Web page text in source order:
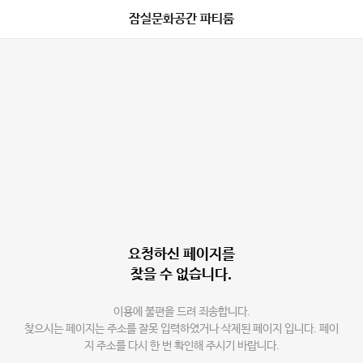
잠실문화공간 파티룸
요청하신 페이지를
찾을 수 없습니다.
이용에 불편을 드려 죄송합니다.
찾으시는 페이지는 주소를 잘못 입력하였거나 삭제된 페이지 입니다. 페이
지 주소를 다시 한 번 확인해 주시기 바랍니다.